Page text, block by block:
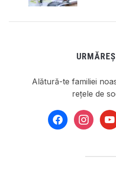
Alătură-te familiei
rețele de
facebookinstagram